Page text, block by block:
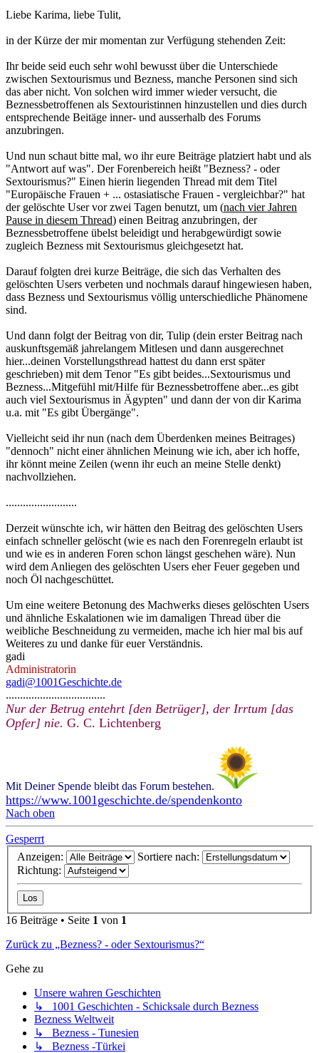
Liebe Karima, liebe Tulit,
in der Kürze der mir momentan zur Verfügung stehenden Zeit:
Ihr beide seid euch sehr wohl bewusst über die Unterschiede
zwischen Sextourismus und Bezness, manche Personen sind sich
das aber nicht. Von solchen wird immer wieder versucht, die
Beznessbetroffenen als Sextouristinnen hinzustellen und dies durch
entsprechende Beitäge inner- und ausserhalb des Forums
anzubringen.
Und nun schaut bitte mal, wo ihr eure Beiträge platziert habt und als
"Antwort auf was". Der Forenbereich heißt "Bezness? - oder
Sextourismus?" Einen hierin liegenden Thread mit dem Titel
"Europäische Frauen + ... ostasiatische Frauen - vergleichbar?" hat
der gelöschte User vor zwei Tagen benutzt, um (nach vier Jahren
Pause in diesem Thread) einen Beitrag anzubringen, der
Beznessbetroffene übelst beleidigt und herabgewürdigt sowie
zugleich Bezness mit Sextourismus gleichgesetzt hat.
Darauf folgten drei kurze Beiträge, die sich das Verhalten des
gelöschten Users verbeten und nochmals darauf hingewiesen haben,
dass Bezness und Sextourismus völlig unterschiedliche Phänomene
sind.
Und dann folgt der Beitrag von dir, Tulip (dein erster Beitrag nach
auskunftsgemäß jahrelangem Mitlesen und dann ausgerechnet
hier...deinen Vorstellungsthread hattest du dann erst später
geschrieben) mit dem Tenor "Es gibt beides...Sextourismus und
Bezness...Mitgefühl mit/Hilfe für Beznessbetroffene aber...es gibt
auch viel Sextourismus in Ägypten" und dann der von dir Karima
u.a. mit "Es gibt Übergänge".
Vielleicht seid ihr nun (nach dem Überdenken meines Beitrages)
"dennoch" nicht einer ähnlichen Meinung wie ich, aber ich hoffe,
ihr könnt meine Zeilen (wenn ihr euch an meine Stelle denkt)
nachvollziehen.
.........................
Derzeit wünschte ich, wir hätten den Beitrag des gelöschten Users
einfach schneller gelöscht (wie es nach den Forenregeln erlaubt ist
und wie es in anderen Foren schon längst geschehen wäre). Nun
wird dem Anliegen des gelöschten Users eher Feuer gegeben und
noch Öl nachgeschüttet.
Um eine weitere Betonung des Machwerks dieses gelöschten Users
und ähnliche Eskalationen wie im damaligen Thread über die
weibliche Beschneidung zu vermeiden, mache ich hier mal bis auf
Weiteres zu und danke für euer Verständnis.
gadi
Administratorin
gadi@1001Geschichte.de
...................................
Nur der Betrug entehrt [den Betrüger], der Irrtum [das
Opfer] nie. G. C. Lichtenberg
Mit Deiner Spende bleibt das Forum bestehen.
https://www.1001geschichte.de/spendenkonto
Nach oben
Gesperrt
Anzeigen:
Sortiere nach:
Richtung:
16 Beiträge • Seite 1 von 1
Zurück zu „Bezness? - oder Sextourismus?“
Gehe zu
Unsere wahren Geschichten
↳ 1001 Geschichten - Schicksale durch Bezness
Bezness Weltweit
↳ Bezness - Tunesien
↳ Bezness -Türkei